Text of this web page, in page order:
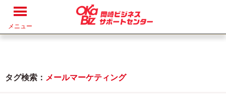
メニュー
タグ検索： メールマーケティング